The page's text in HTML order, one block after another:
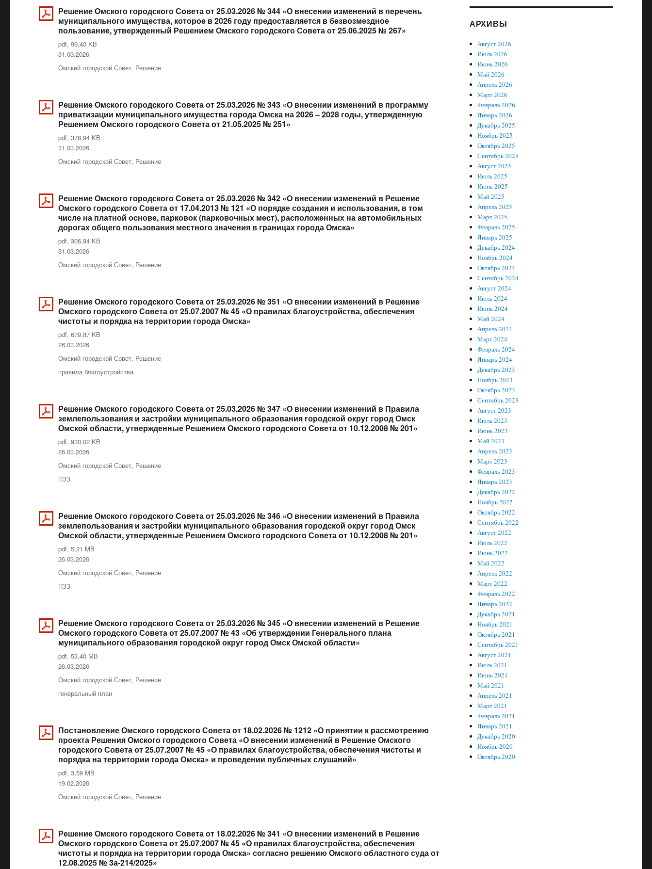
Решение Омского городского Совета от 25.03.2026 № 344 «О внесении изменений в перечень
муниципального имущества, которое в 2026 году предоставляется в безвозмездное
пользование, утвержденный Решением Омского городского Совета от 25.06.2025 № 267»
pdf, 99,40 KB
Опубликовано
31.03.2026
Рубрики
Омский городской Совет, Решение
Решение Омского городского Совета от 25.03.2026 № 343 «О внесении изменений в программу
приватизации муниципального имущества города Омска на 2026 – 2028 годы, утвержденную
Решением Омского городского Совета от 21.05.2025 № 251»
pdf, 378,94 KB
Опубликовано
31.03.2026
Рубрики
Омский городской Совет, Решение
Решение Омского городского Совета от 25.03.2026 № 342 «О внесении изменений в Решение
Омского городского Совета от 17.04.2013 № 121 «О порядке создания и использования, в том
числе на платной основе, парковок (парковочных мест), расположенных на автомобильных
дорогах общего пользования местного значения в границах города Омска»
pdf, 306,84 KB
Опубликовано
31.03.2026
Рубрики
Омский городской Совет, Решение
Решение Омского городского Совета от 25.03.2026 № 351 «О внесении изменений в Решение
Омского городского Совета от 25.07.2007 № 45 «О правилах благоустройства, обеспечения
чистоты и порядка на территории города Омска»
pdf, 679,87 KB
Опубликовано
26.03.2026
Рубрики
Омский городской Совет, Решение
Метки
правила благоустройства
Решение Омского городского Совета от 25.03.2026 № 347 «О внесении изменений в Правила
землепользования и застройки муниципального образования городской округ город Омск
Омской области, утвержденные Решением Омского городского Совета от 10.12.2008 № 201»
pdf, 930,02 KB
Опубликовано
26.03.2026
Рубрики
Омский городской Совет, Решение
Метки
ПЗЗ
Решение Омского городского Совета от 25.03.2026 № 346 «О внесении изменений в Правила
землепользования и застройки муниципального образования городской округ город Омск
Омской области, утвержденные Решением Омского городского Совета от 10.12.2008 № 201»
pdf, 5,21 MB
Опубликовано
26.03.2026
Рубрики
Омский городской Совет, Решение
Метки
ПЗЗ
Решение Омского городского Совета от 25.03.2026 № 345 «О внесении изменений в Решение
Омского городского Совета от 25.07.2007 № 43 «Об утверждении Генерального плана
муниципального образования городской округ город Омск Омской области»
pdf, 53,40 MB
Опубликовано
26.03.2026
Рубрики
Омский городской Совет, Решение
Метки
генеральный план
Постановление Омского городского Совета от 18.02.2026 № 1212 «О принятии к рассмотрению
проекта Решения Омского городского Совета «О внесении изменений в Решение Омского
городского Совета от 25.07.2007 № 45 «О правилах благоустройства, обеспечения чистоты и
порядка на территории города Омска» и проведении публичных слушаний»
pdf, 3,59 MB
Опубликовано
19.02.2026
Рубрики
Омский городской Совет, Решение
Решение Омского городского Совета от 18.02.2026 № 341 «О внесении изменений в Решение
Омского городского Совета от 25.07.2007 № 45 «О правилах благоустройства, обеспечения
чистоты и порядка на территории города Омска» согласно решению Омского областного суда от
12.08.2025 № 3а-214/2025»
АРХИВЫ
Август 2026
Июль 2026
Июнь 2026
Май 2026
Апрель 2026
Март 2026
Февраль 2026
Январь 2026
Декабрь 2025
Ноябрь 2025
Октябрь 2025
Сентябрь 2025
Август 2025
Июль 2025
Июнь 2025
Май 2025
Апрель 2025
Март 2025
Февраль 2025
Январь 2025
Декабрь 2024
Ноябрь 2024
Октябрь 2024
Сентябрь 2024
Август 2024
Июль 2024
Июнь 2024
Май 2024
Апрель 2024
Март 2024
Февраль 2024
Январь 2024
Декабрь 2023
Ноябрь 2023
Октябрь 2023
Сентябрь 2023
Август 2023
Июль 2023
Июнь 2023
Май 2023
Апрель 2023
Март 2023
Февраль 2023
Январь 2023
Декабрь 2022
Ноябрь 2022
Октябрь 2022
Сентябрь 2022
Август 2022
Июль 2022
Июнь 2022
Май 2022
Апрель 2022
Март 2022
Февраль 2022
Январь 2022
Декабрь 2021
Ноябрь 2021
Октябрь 2021
Сентябрь 2021
Август 2021
Июль 2021
Июнь 2021
Май 2021
Апрель 2021
Март 2021
Февраль 2021
Январь 2021
Декабрь 2020
Ноябрь 2020
Октябрь 2020